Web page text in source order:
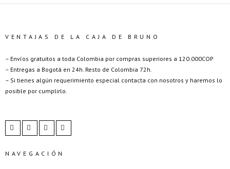
VENTAJAS DE LA CAJA DE BRUNO
– Envíos gratuitos a toda Colombia por compras superiores a 120.000COP
– Entregas a Bogotá en 24h. Resto de Colombia 72h.
– Si tienes algún requerimiento especial contacta con nosotros y haremos lo
posible por cumplirlo.
NAVEGACIÓN